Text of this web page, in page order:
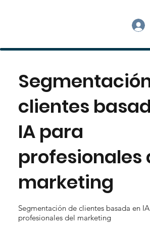
clientes
IA para
profesionales
marketing
Segmentación de clientes basada en
profesionales del marketing